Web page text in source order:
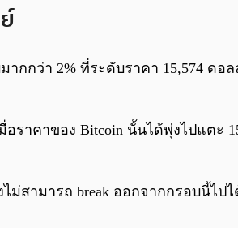
กว่า 2% ที่ระดับราคา 15,574 ดอ
าคาของ Bitcoin นั้นได้พุ่งไปแตะ
ามารถ break ออกจากกรอบนี้ไป